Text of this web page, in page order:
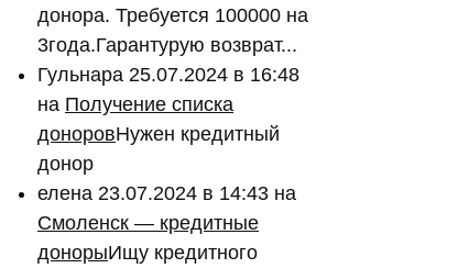
донора. Требуется 100000 на
3года.Гарантурую возврат...
Гульнара 25.07.2024 в 16:48
на Получение списка
доноровНужен кредитный
донор
елена 23.07.2024 в 14:43 на
Смоленск — кредитные
донорыИщу кредитного